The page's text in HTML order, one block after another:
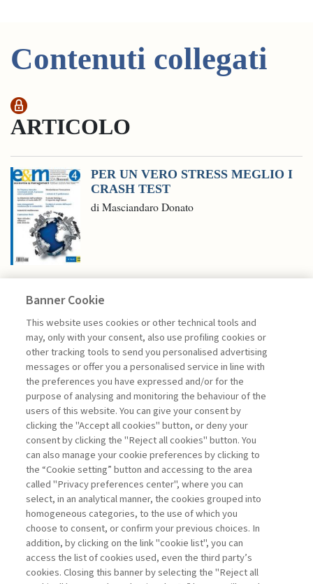
Contenuti collegati
ARTICOLO
PER UN VERO STRESS MEGLIO I
CRASH TEST
di Masciandaro Donato
ECONOMIA & MERCATI
UNA SFINGE ALLA FED
di Donato Masciandaro
La consultazione dei libri è riservata esclusivamente
agli abbonati Premium
Legenda: Accedi Per registrati Per abbonati
Banner Cookie
This website uses cookies or other technical tools and
may, only with your consent, also use profiling cookies or
other tracking tools to send you personalised advertising
messages or offer you a personalised service in line with
the preferences you have expressed and/or for the
purpose of analysing and monitoring the behaviour of the
users of this website. You can give your consent by
clicking the "Accept all cookies" button, or deny your
consent by clicking the "Reject all cookies" button. You
can also manage your cookie preferences by clicking to
the “Cookie setting” button and accessing to the area
called "Privacy preferences center", where you can
select, in an analytical manner, the cookies grouped into
homogeneous categories, to the use of which you
choose to consent, or confirm your previous choices. In
addition, by clicking on the link "cookie list", you can
access the list of cookies used, even the third party’s
cookies. Closing this banner by selecting the "Reject all